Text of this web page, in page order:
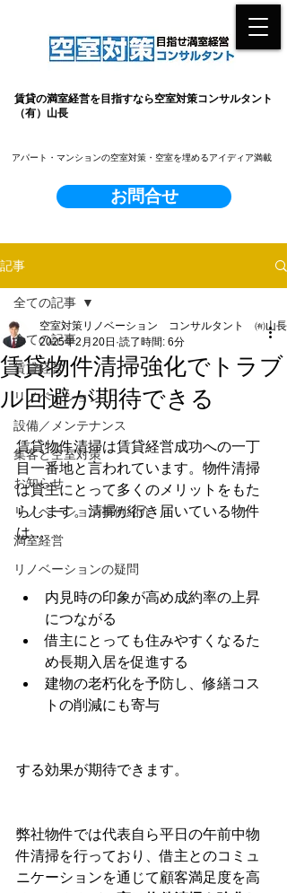
賃貸の満室経営を目指すなら空室対策コンサルタント
（有）山長
お問合せ
​アパート・マンションの空室対策・空室を埋めるアイディア満載
記事
全ての記事
賃貸経営
リノベーション
設備／メンテナンス
集客と空室対策
お知らせ
リノベーション事例紹介
満室経営
リノベーションの疑問
全ての記事
賃貸物件清掃強化でトラブ
ル回避が期待できる
空室対策リノベーション コンサルタント ㈲山長
2025年2月20日 読了時間: 6分
賃貸物件清掃は賃貸経営成功への一丁
目一番地と言われています。物件清掃
は貸主にとって多くのメリットをもた
らします。清掃が行き届いている物件
は…
内見時の印象が高め成約率の上昇
につながる
借主にとっても住みやすくなるた
め長期入居を促進する
建物の老朽化を予防し、修繕コス
トの削減にも寄与
する効果が期待できます。
弊社物件では代表自ら平日の午前中物
件清掃を行っており、借主とのコミュ
ニケーションを通じて顧客満足度を高